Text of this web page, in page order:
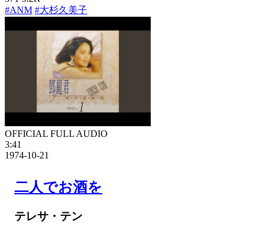
#ANM #大杉久美子
OFFICIAL FULL AUDIO
3:41
1974-10-21
二人でお酒を
テレサ・テン